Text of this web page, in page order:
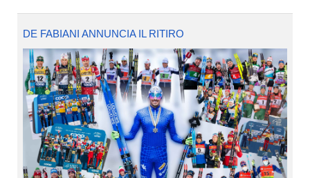
DE FABIANI ANNUNCIA IL RITIRO